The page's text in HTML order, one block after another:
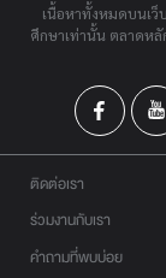
เนื้อหาทั้งหมดบนเว็
ศึกษาเท่านั้น ตลาดห
ติดต่อเรา
ร่วมงานกับเรา
คำถามที่พบบ่อย